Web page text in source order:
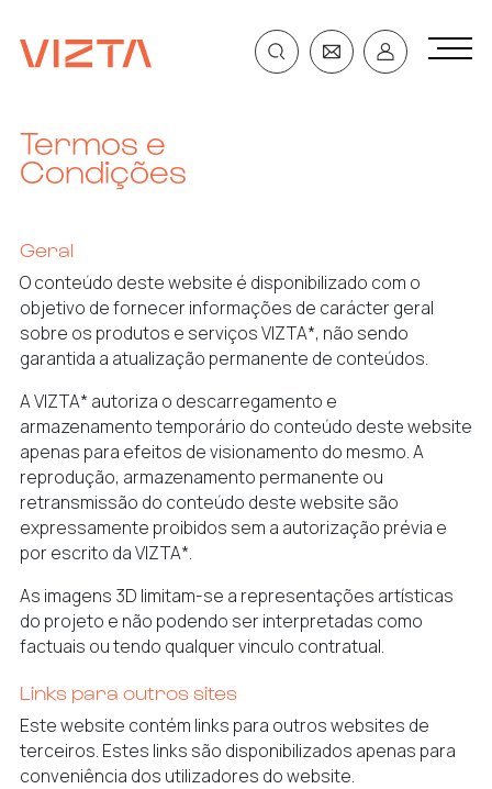
Termos e
Condições
Geral
O conteúdo deste website é disponibilizado com o
objetivo de fornecer informações de carácter geral
sobre os produtos e serviços VIZTA*, não sendo
garantida a atualização permanente de conteúdos.
A VIZTA* autoriza o descarregamento e
armazenamento temporário do conteúdo deste website
apenas para efeitos de visionamento do mesmo. A
reprodução, armazenamento permanente ou
retransmissão do conteúdo deste website são
expressamente proibidos sem a autorização prévia e
por escrito da VIZTA*.
As imagens 3D limitam-se a representações artísticas
do projeto e não podendo ser interpretadas como
factuais ou tendo qualquer vinculo contratual.
Links para outros sites
Este website contém links para outros websites de
terceiros. Estes links são disponibilizados apenas para
conveniência dos utilizadores do website.